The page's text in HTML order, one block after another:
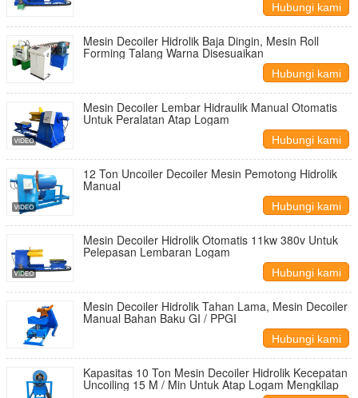
Hubungi kami
Mesin Decoiler Hidrolik Baja Dingin, Mesin Roll
Forming Talang Warna Disesuaikan
Hubungi kami
Mesin Decoiler Lembar Hidraulik Manual Otomatis
Untuk Peralatan Atap Logam
Hubungi kami
12 Ton Uncoiler Decoiler Mesin Pemotong Hidrolik
Manual
Hubungi kami
Mesin Decoiler Hidrolik Otomatis 11kw 380v Untuk
Pelepasan Lembaran Logam
Hubungi kami
Mesin Decoiler Hidrolik Tahan Lama, Mesin Decoiler
Manual Bahan Baku GI / PPGI
Hubungi kami
Kapasitas 10 Ton Mesin Decoiler Hidrolik Kecepatan
Uncoiling 15 M / Min Untuk Atap Logam Mengkilap